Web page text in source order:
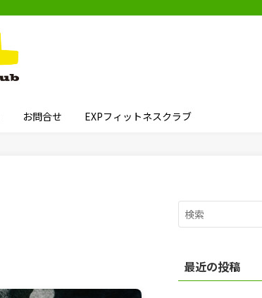
お問合せ EXPフィットネスクラブ
最近の投稿